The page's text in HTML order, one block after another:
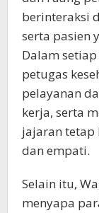
berinteraksi
serta pasien
Dalam
petugas
pelayanan
kerja, serta
jajaran tetap
dan empati.
Selain itu,
menyapa